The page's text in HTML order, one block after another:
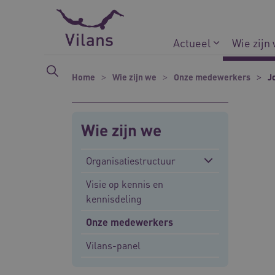
Naar hoofdinhoud
Naar footer
Actueel Wie zijn
Home Wie zijn we Onze medewerkers
Wie zijn we
Organisatiestructuur
Visie op kennis en
kennisdeling
Onze medewerkers
Vilans-panel